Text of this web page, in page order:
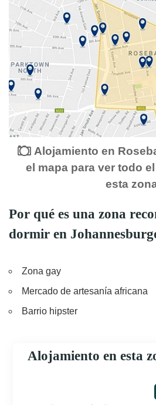
Alojamiento en
el mapa para ver todo
esta
Por qué es una zona
dormir en
Zona gay
Mercado de artesanía africana
Barrio hipster
Alojamiento en esta